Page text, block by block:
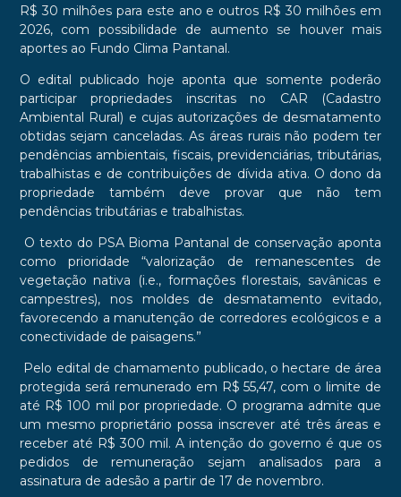
R$ 30 milhões para este ano e outros R$ 30 milhões em
2026, com possibilidade de aumento se houver mais
aportes ao Fundo Clima Pantanal.
O edital publicado hoje aponta que somente poderão
participar propriedades inscritas no CAR (Cadastro
Ambiental Rural) e cujas autorizações de desmatamento
obtidas sejam canceladas. As áreas rurais não podem ter
pendências ambientais, fiscais, previdenciárias, tributárias,
trabalhistas e de contribuições de dívida ativa. O dono da
propriedade também deve provar que não tem
pendências tributárias e trabalhistas.
O texto do PSA Bioma Pantanal de conservação aponta
como prioridade “valorização de remanescentes de
vegetação nativa (i.e., formações florestais, savânicas e
campestres), nos moldes de desmatamento evitado,
favorecendo a manutenção de corredores ecológicos e a
conectividade de paisagens.”
Pelo edital de chamamento publicado, o hectare de área
protegida será remunerado em R$ 55,47, com o limite de
até R$ 100 mil por propriedade. O programa admite que
um mesmo proprietário possa inscrever até três áreas e
receber até R$ 300 mil. A intenção do governo é que os
pedidos de remuneração sejam analisados para a
assinatura de adesão a partir de 17 de novembro.